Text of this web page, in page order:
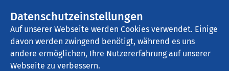
Datenschutzeinstellungen
Auf unserer Webseite werden Cookies verwendet. Einige
davon werden zwingend benötigt, während es uns
andere ermöglichen, Ihre Nutzererfahrung auf unserer
Webseite zu verbessern.
AMEOS Ambulantes Klinikum Bremerhaven